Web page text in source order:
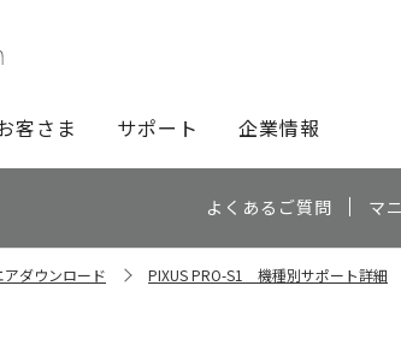
客さま サポート 企業情報
よくあるご質問 マ
アダウンロード PIXUS PRO-S1 機種別サポート詳細